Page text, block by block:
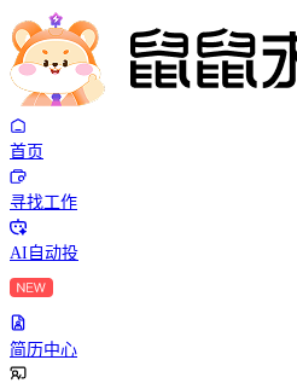
首页
寻找工作
AI自动投
简历中心